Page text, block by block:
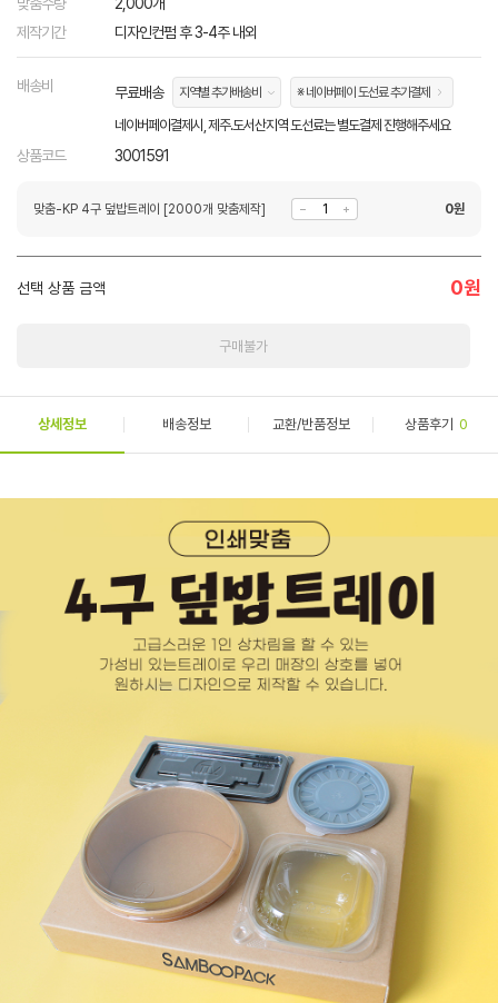
제작기간
디자인컨펌 후 3-4주 내외
배송비 무료배송 지역별 추가배송비 ※ 네이버페이 도선료 추가결제
네이버페이결제시, 제주.도서산지역 도선료는 별도결제 진행해주세요
상품코드 3001591
맞춤-KP 4구 덮밥트레이 [2000개 맞춤제작] 0원
선택 상품 금액 0원
구매불가
상세정보 배송정보 교환/반품정보 상품후기 0